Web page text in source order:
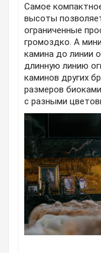
Самое
высоты
ограниченные
громоздко. А
камина до линии
длинную линию
каминов других
размеров
с разными